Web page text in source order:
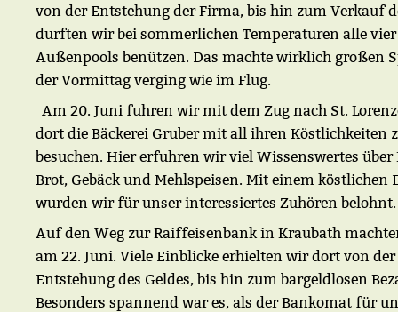
von der Entstehung der Firma, bis hin zum Verkauf
durften wir bei sommerlichen Temperaturen alle vier
Außenpools benützen. Das machte wirklich großen
der Vormittag verging wie im Flug.
Am 20. Juni fuhren wir mit dem Zug nach St.
dort die Bäckerei Gruber mit all ihren Köstlichkeiten
besuchen. Hier erfuhren wir viel Wissenswertes über
Brot, Gebäck und Mehlspeisen. Mit einem köstlichen
wurden wir für unser interessiertes Zuhören belohnt.
Auf den Weg zur Raiffeisenbank in Kraubath
am 22. Juni. Viele Einblicke erhielten wir dort von der
Entstehung des Geldes, bis hin zum bargeldlosen
Besonders spannend war es, als der Bankomat für